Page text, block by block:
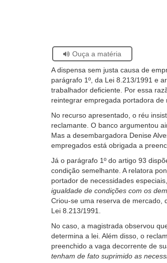
Acervo
Histórico
Se
estiver
usando
leitor
de
tela,
ignore
este
botão.
um
recurso
de
acessibilidade
para
pessoas
com
baixa
Ouça a matéria
A dispensa sem justa causa de
parágrafo 1º, da Lei 8.213/1991 e
trabalhador deficiente. Por essa
reintegrar empregada portadora de
No recurso apresentado, o réu
reclamante. O banco argumentou
Mas a desembargadora Denise
empregados está obrigada a
Já o parágrafo 1º do artigo 93
condição semelhante. A relatora
portador de necessidades
igualdade de condições com os
Criou-se uma reserva de mercado,
Lei 8.213/1991.
No caso, a magistrada observou
determina a lei. Além disso, o
preenchido a vaga decorrente de
tenham de fato suprimido as